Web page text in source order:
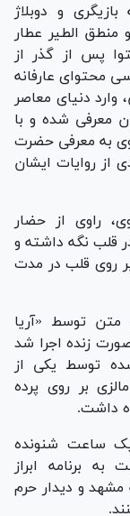
و دوبلاژ
منطق الطیر عطار
پس از گذر از
محتوای عارفانه
دنیای معاصر
معرفی شده و با
به معرفی حضرت
روایات ایشان
راوی از حضار
قلب نگه داشته و
روی قلب در مدت
متن توسط «آریا
زنده اجرا شد
طراحی شده توسط یکی از
بر روی پرده
داشت.
یک ساعت شنونده
برنامه ابراز
مشهد و دیدار حرم